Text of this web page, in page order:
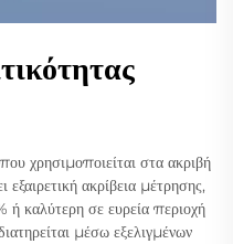
χρησιμοποιείται στα ακριβή
ακρίβεια μέτρησης,
ή καλύτερη σε ευρεία περιοχή
μέσω εξελιγμένων